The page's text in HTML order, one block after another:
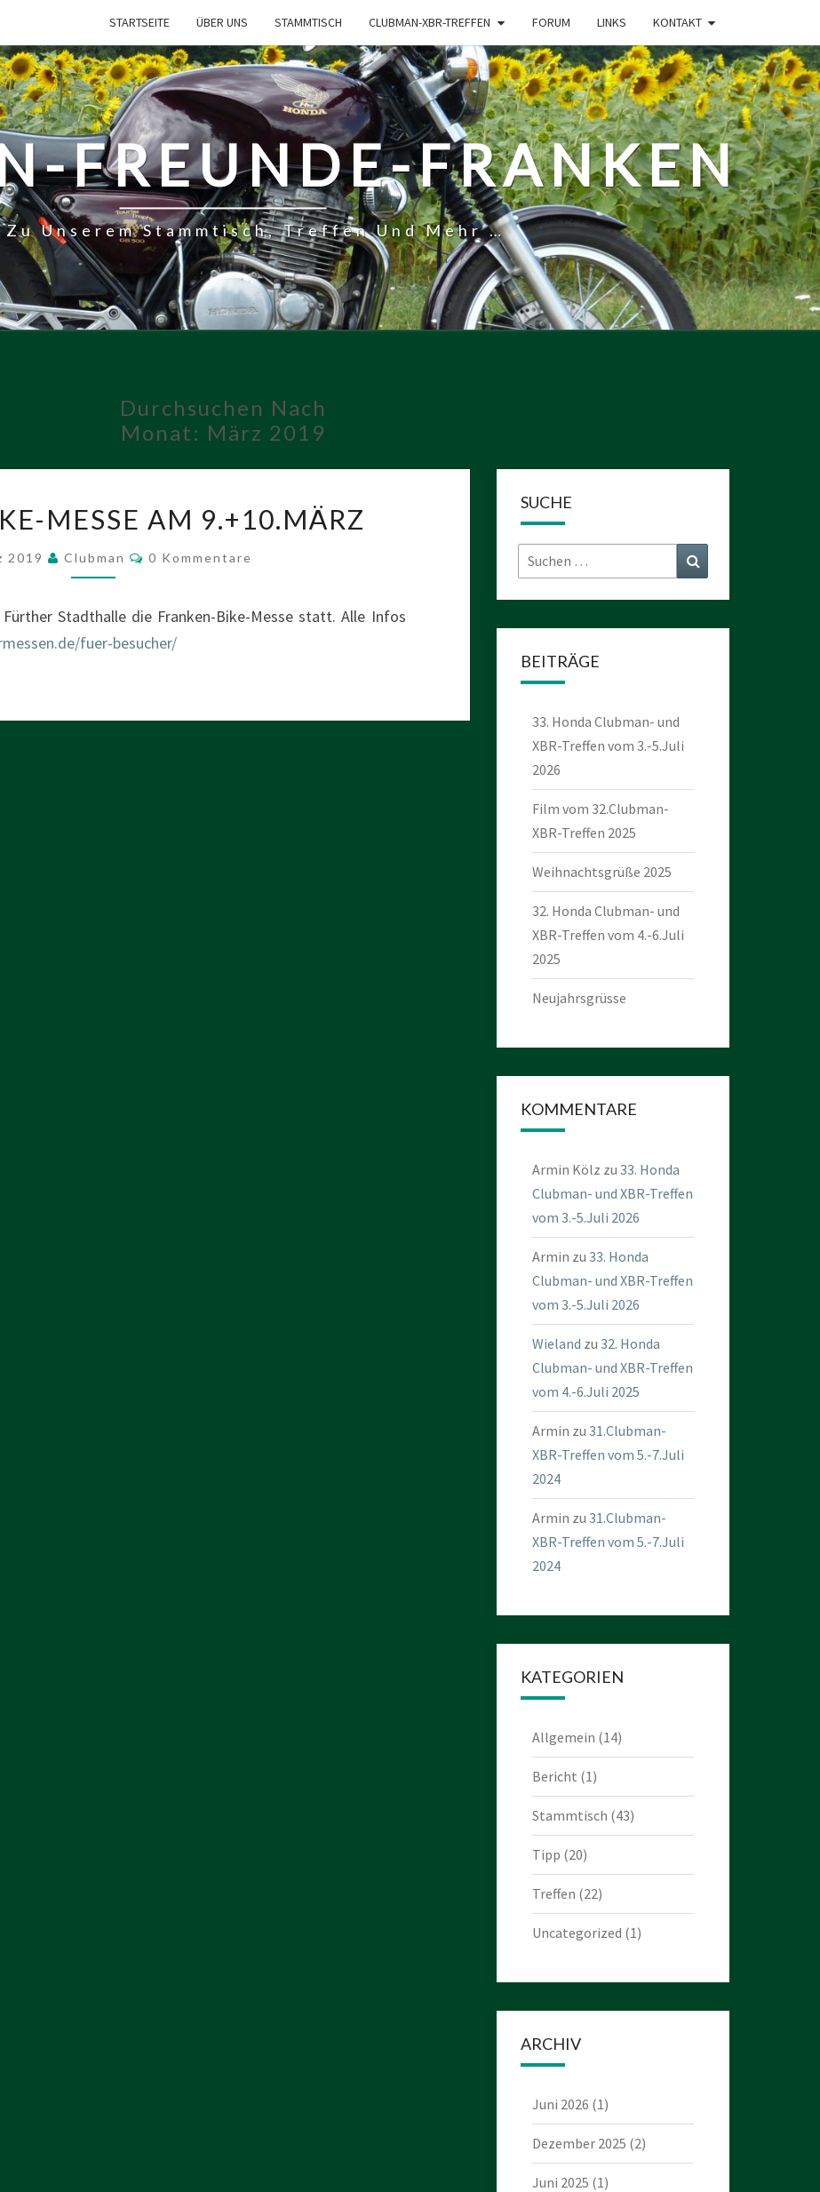
STARTSEITE ÜBER UNS STAMMTISCH CLUBMAN-XBR-TREFFEN FORUM LINKS KONTAKT
FREUNDE-FRANKEN
Unserem Stammtisch, Treffen Und Mehr …
Durchsuchen Nach
Monat: März 2019
BIKE-
MESSE
AM
MESSE AM 9.+10.MÄRZ
2019 Clubman Kommentare
0 Kommentare
Stadthalle die Franken-Bike-Messe statt. Alle Infos
fuer-besucher/
SUCHE
Suchen
nach:
BEITRÄGE
33. Honda Clubman- und
XBR-Treffen vom 3.-5.Juli
2026
Film vom 32.Clubman-
XBR-Treffen 2025
Weihnachtsgrüße 2025
32. Honda Clubman- und
XBR-Treffen vom 4.-6.Juli
2025
Neujahrsgrüsse
KOMMENTARE
Armin Kölz zu 33. Honda
Clubman- und XBR-Treffen
vom 3.-5.Juli 2026
Armin zu 33. Honda
Clubman- und XBR-Treffen
vom 3.-5.Juli 2026
Wieland zu 32. Honda
Clubman- und XBR-Treffen
vom 4.-6.Juli 2025
Armin zu 31.Clubman-
XBR-Treffen vom 5.-7.Juli
2024
Armin zu 31.Clubman-
XBR-Treffen vom 5.-7.Juli
2024
KATEGORIEN
Allgemein (14)
Bericht (1)
Stammtisch (43)
Tipp (20)
Treffen (22)
Uncategorized (1)
ARCHIV
Juni 2026 (1)
Dezember 2025 (2)
Juni 2025 (1)